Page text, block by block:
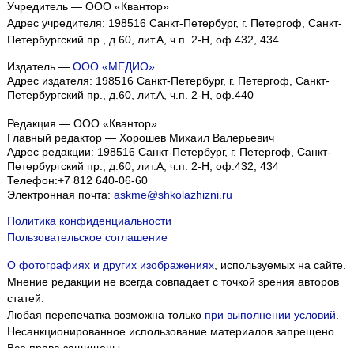
Учредитель — ООО «Квантор»
Адрес учредителя: 198516 Санкт-Петербург, г. Петергоф, Санкт-
Петербургский пр., д.60, лит.А, ч.п. 2-Н, оф.432, 434
Издатель — ООО «МЕДИО»
Адрес издателя: 198516 Санкт-Петербург, г. Петергоф, Санкт-
Петербургский пр., д.60, лит.А, ч.п. 2-Н, оф.440
Редакция — ООО «Квантор»
Главный редактор — Хорошев Михаил Валерьевич
Адрес редакции: 198516 Санкт-Петербург, г. Петергоф, Санкт-
Петербургский пр., д.60, лит.А, ч.п. 2-Н, оф.432, 434
Телефон:+7 812 640-06-60
Электронная почта: askme@shkolazhizni.ru
Политика конфиденциальности
Пользовательское соглашение
О фотографиях и других изображениях, используемых на сайте.
Мнение редакции не всегда совпадает с точкой зрения авторов
статей.
Любая перепечатка возможна только при выполнении условий.
Несанкционированное использование материалов запрещено.